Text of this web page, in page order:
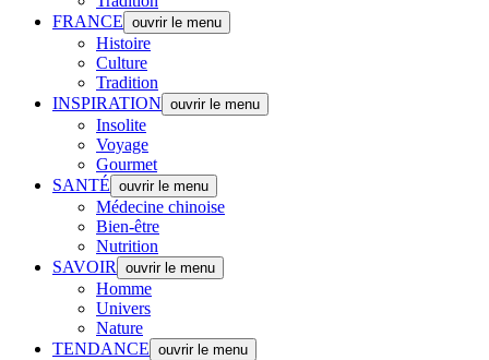
FRANCE ouvrir le menu
Histoire
Culture
Tradition
INSPIRATION ouvrir le menu
Insolite
Voyage
Gourmet
SANTÉ ouvrir le menu
Médecine chinoise
Bien-être
Nutrition
SAVOIR
ouvrir le menu
Homme
Univers
Nature
TENDANCE ouvrir le menu